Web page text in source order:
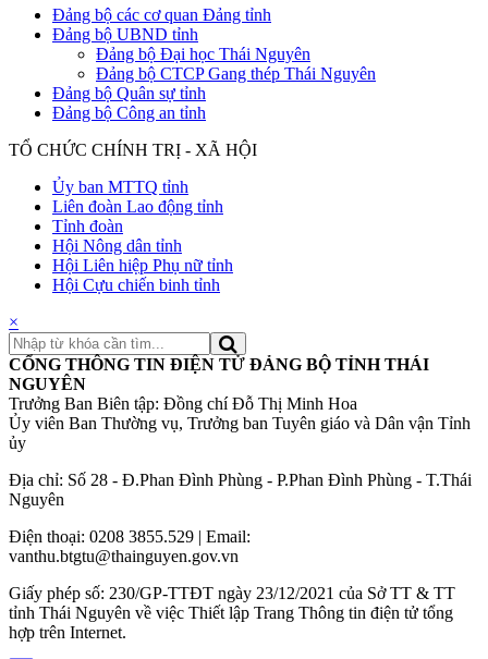
Đảng bộ các cơ quan Đảng tỉnh
Đảng bộ UBND tỉnh
Đảng bộ Đại học Thái Nguyên
Đảng bộ CTCP Gang thép Thái Nguyên
Đảng bộ Quân sự tỉnh
Đảng bộ Công an tỉnh
TỔ CHỨC CHÍNH TRỊ - XÃ HỘI
Ủy ban MTTQ tỉnh
Liên đoàn Lao động tỉnh
Tỉnh đoàn
Hội Nông dân tỉnh
Hội Liên hiệp Phụ nữ tỉnh
Hội Cựu chiến binh tỉnh
×
CỔNG THÔNG TIN ĐIỆN TỬ ĐẢNG BỘ TỈNH THÁI
NGUYÊN
Trưởng Ban Biên tập: Đồng chí Đỗ Thị Minh Hoa
Ủy viên Ban Thường vụ, Trưởng ban Tuyên giáo và Dân vận Tỉnh
ủy
Địa chỉ: Số 28 - Đ.Phan Đình Phùng - P.Phan Đình Phùng - T.Thái
Nguyên
Điện thoại: 0208 3855.529 | Email:
vanthu.btgtu@thainguyen.gov.vn
Giấy phép số: 230/GP-TTĐT ngày 23/12/2021 của Sở TT & TT
tỉnh Thái Nguyên về việc Thiết lập Trang Thông tin điện tử tổng
hợp trên Internet.